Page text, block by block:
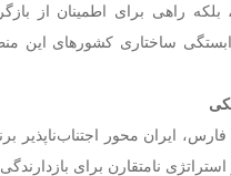
راهی برای اطمینان از
ساختاری کشورهای این
ایران محور اجتناب‌ناپذیر
نامتقارن برای بازدارندگی